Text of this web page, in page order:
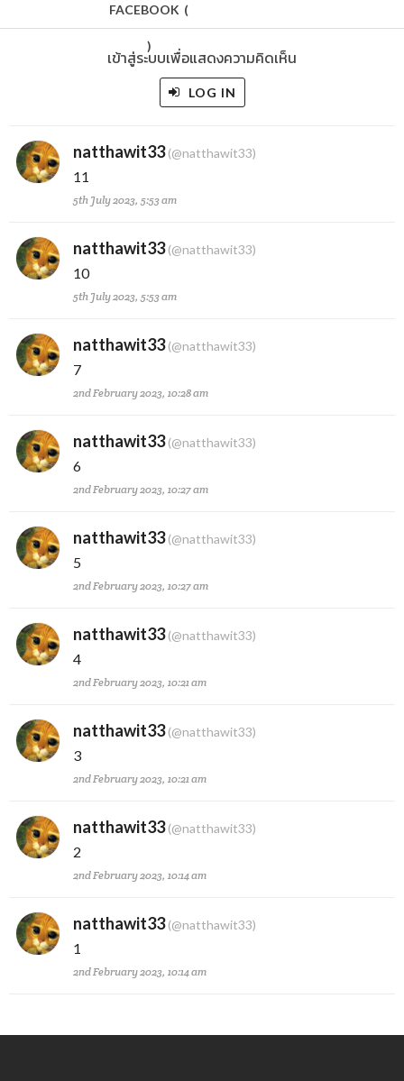
FACEBOOK (
)
เข้าสู่ระบบเพื่อแสดงความคิดเห็น
LOG IN
natthawit33(@natthawit33)
11
5th July 2023, 5:53 am
natthawit33(@natthawit33)
10
5th July 2023, 5:53 am
natthawit33(@natthawit33)
7
2nd February 2023, 10:28 am
natthawit33(@natthawit33)
6
2nd February 2023, 10:27 am
natthawit33(@natthawit33)
5
2nd February 2023, 10:27 am
natthawit33(@natthawit33)
4
2nd February 2023, 10:21 am
natthawit33(@natthawit33)
3
2nd February 2023, 10:21 am
natthawit33(@natthawit33)
2
2nd February 2023, 10:14 am
natthawit33(@natthawit33)
1
2nd February 2023, 10:14 am